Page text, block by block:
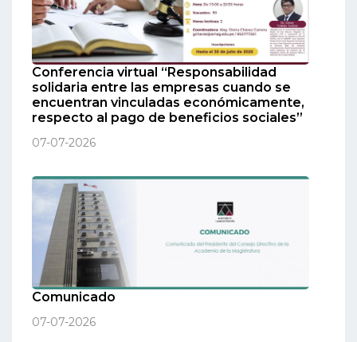
Conferencia virtual “Responsabilidad
solidaria entre las empresas cuando se
encuentran vinculadas económicamente,
respecto al pago de beneficios sociales”
07-07-2026
Comunicado
07-07-2026